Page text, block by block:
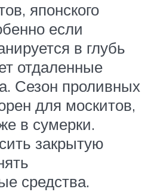
японского
если
в глубь
отдаленные
Сезон проливных
для москитов,
в сумерки.
закрытую
средства.